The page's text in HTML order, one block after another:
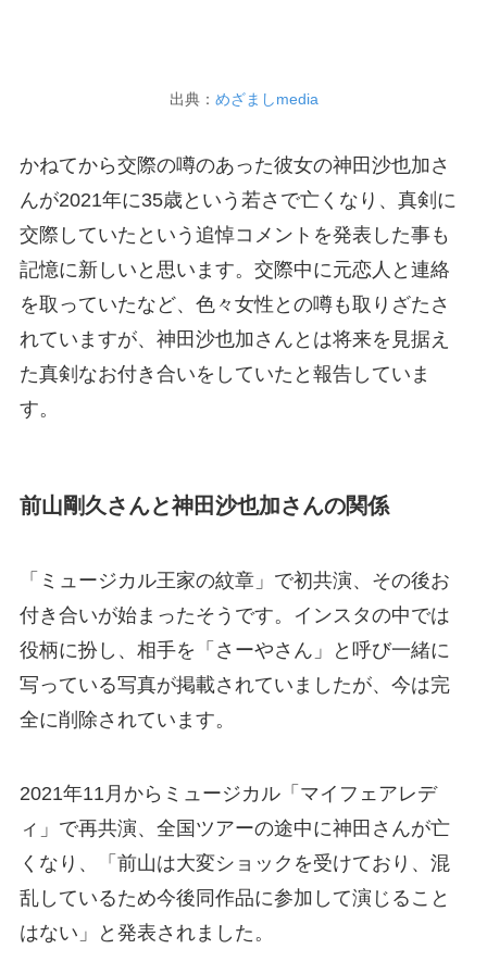
出典： めざましmedia
かねてから交際の噂のあった彼女の神田沙也加さ
んが2021年に35歳という若さで亡くなり、真剣に
交際していたという追悼コメントを発表した事も
記憶に新しいと思います。交際中に元恋人と連絡
を取っていたなど、色々女性との噂も取りざたさ
れていますが、神田沙也加さんとは将来を見据え
た真剣なお付き合いをしていたと報告していま
す。
前山剛久さんと神田沙也加さんの関係
「ミュージカル王家の紋章」で初共演、その後お
付き合いが始まったそうです。インスタの中では
役柄に扮し、相手を「さーやさん」と呼び一緒に
写っている写真が掲載されていましたが、今は完
全に削除されています。
2021年11月からミュージカル「マイフェアレデ
ィ」で再共演、全国ツアーの途中に神田さんが亡
くなり、「前山は大変ショックを受けており、混
乱しているため今後同作品に参加して演じること
はない」と発表されました。